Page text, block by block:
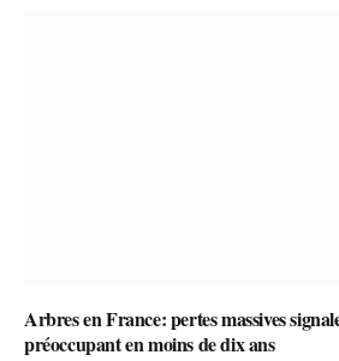
Arbres en France: pertes massives
préoccupant en moins de dix ans